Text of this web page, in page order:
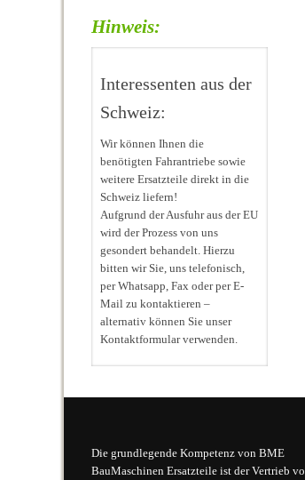
Hinweis:
Interessenten aus der
Schweiz:
Wir können Ihnen die
benötigten Fahrantriebe sowie
weitere Ersatzteile direkt in die
Schweiz liefern!
Aufgrund der Ausfuhr aus der EU
wird der Prozess von uns
gesondert behandelt. Hierzu
bitten wir Sie, uns telefonisch,
per Whatsapp, Fax oder per E-
Mail zu kontaktieren –
alternativ können Sie unser
Kontaktformular verwenden.
Die grundlegende Kompetenz von BME
BauMaschinen Ersatzteile ist der Vertrieb